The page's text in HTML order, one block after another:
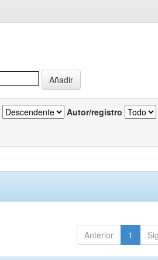
Autor/registro
Anterior 1